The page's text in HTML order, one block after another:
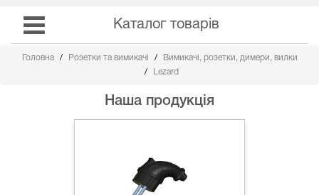
Каталог товарів
Головна Розетки та вимикачі
Вимикачі, розетки, димери, вилки
Lezard
Наша продукція